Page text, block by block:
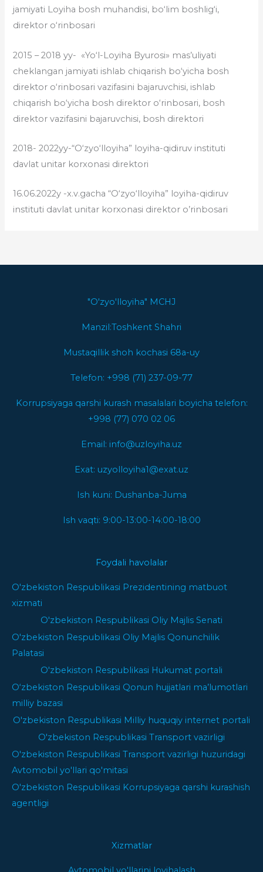
jamiyati Loyiha bosh muhandisi, bo‘lim boshlig‘i,
direktor o‘rinbosari
2015 – 2018 yy- «Yo‘l-Loyiha Byurosi» mas’uliyati
cheklangan jamiyati ishlab chiqarish bo‘yicha bosh
direktor o‘rinbosari vazifasini bajaruvchisi, ishlab
chiqarish bo‘yicha bosh direktor o‘rinbosari, bosh
direktor vazifasini bajaruvchisi, bosh direktori
2018- 2022yy-“O‘zyo‘lloyiha” loyiha-qidiruv instituti
davlat unitar korxonasi direktori
16.06.2022y -x.v.gacha “O‘zyo‘lloyiha” loyiha-qidiruv
instituti davlat unitar korxonasi direktor o’rinbosari
"O'zyo'lloyiha" MCHJ
Manzil:Toshkent Shahri
Mustaqillik shoh kochasi 68a-uy
Telefon: +998 (71) 237-09-77
Korrupsiyaga qarshi kurash masalalari boyicha telefon:
+998 (77) 070 02 06
Email: info@uzloyiha.uz
Exat: uzyolloyiha1@exat.uz
Ish kuni: Dushanba-Juma
Ish vaqti: 9:00-13:00-14:00-18:00
Foydali havolalar
O'zbekiston Respublikasi Prezidentining matbuot
xizmati
O'zbekiston Respublikasi Oliy Majlis Senati
O'zbekiston Respublikasi Oliy Majlis Qonunchilik
Palatasi
O'zbekiston Respublikasi Hukumat portali
O‘zbekiston Respublikasi Qonun hujjatlari ma’lumotlari
milliy bazasi
O'zbekiston Respublikasi Milliy huquqiy internet portali
O'zbekiston Respublikasi Transport vazirligi
O'zbekiston Respublikasi Transport vazirligi huzuridagi
Avtomobil yo'llari qo'mitasi
O'zbekiston Respublikasi Korrupsiyaga qarshi kurashish
agentligi
Xizmatlar